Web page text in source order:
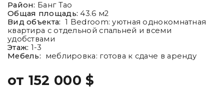
Район: Банг Тао
Общая площадь:43.6 м2
Вид объекта:1 Bedroom: уютная однокомнатная
квартира с отдельной спальней и всеми
удобствами
Этаж: 1-3
Мебель: меблировка: готова к сдаче в аренду
от 152 000 $